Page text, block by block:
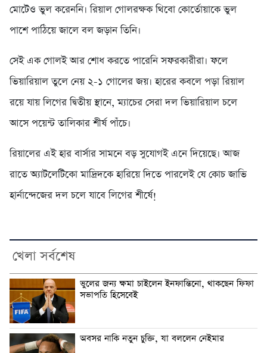
মোটেও ভুল করেননি। রিয়াল গোলরক্ষক থিবো কোর্তোয়াকে ভুল
পাশে পাঠিয়ে জালে বল জড়ান তিনি।
সেই এক গোলই আর শোধ করতে পারেনি সফরকারীরা। ফলে
ভিয়ারিয়াল তুলে নেয় ২-১ গোলের জয়। হারের কবলে পড়া রিয়াল
রয়ে যায় লিগের দ্বিতীয় স্থানে, ম্যাচের সেরা দল ভিয়ারিয়াল চলে
আসে পয়েন্ট তালিকার শীর্ষ পাঁচে।
রিয়ালের এই হার বার্সার সামনে বড় সুযোগই এনে দিয়েছে। আজ
রাতে অ্যাটলেটিকো মাদ্রিদকে হারিয়ে দিতে পারলেই যে কোচ জাভি
হার্নান্দেজের দল চলে যাবে লিগের শীর্ষে!
খেলা সর্বশেষ
ভুলের জন্য ক্ষমা চাইলেন ইনফান্তিনো, থাকছেন ফিফা
সভাপতি হিসেবেই
অবসর নাকি নতুন চুক্তি, যা বললেন নেইমার